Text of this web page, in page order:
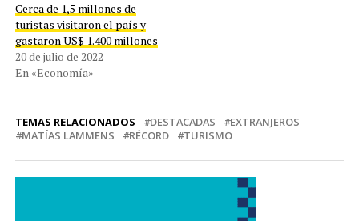
Cerca de 1,5 millones de
turistas visitaron el país y
gastaron US$ 1.400 millones
20 de julio de 2022
En «Economía»
TEMAS RELACIONADOS DESTACADAS
EXTRANJEROS
MATÍAS LAMMENS
RÉCORD TURISMO